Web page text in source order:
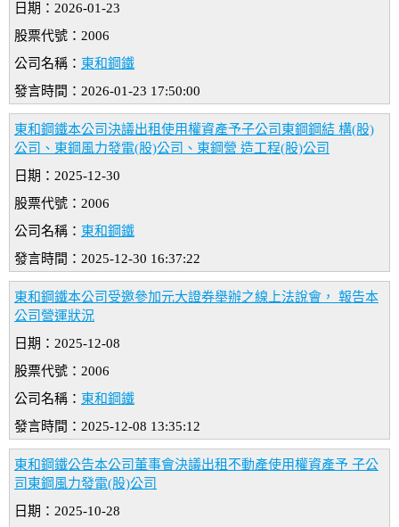
日期：2026-01-23
股票代號：2006
公司名稱： 東和鋼鐵
發言時間：2026-01-23 17:50:00
東和鋼鐵本公司決議出租使用權資產予子公司東鋼鋼結 構(股)
公司、東鋼風力發電(股)公司、東鋼營 造工程(股)公司
日期：2025-12-30
股票代號：2006
公司名稱： 東和鋼鐵
發言時間：2025-12-30 16:37:22
東和鋼鐵本公司受邀參加元大證券舉辦之線上法說會， 報告本
公司營運狀況
日期：2025-12-08
股票代號：2006
公司名稱： 東和鋼鐵
發言時間：2025-12-08 13:35:12
東和鋼鐵公告本公司董事會決議出租不動產使用權資產予 子公
司東鋼風力發電(股)公司
日期：2025-10-28